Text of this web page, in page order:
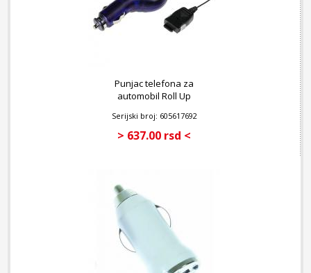
Punjac telefona za
automobil Roll Up
Serijski broj: 605617692
> 637.00 rsd <